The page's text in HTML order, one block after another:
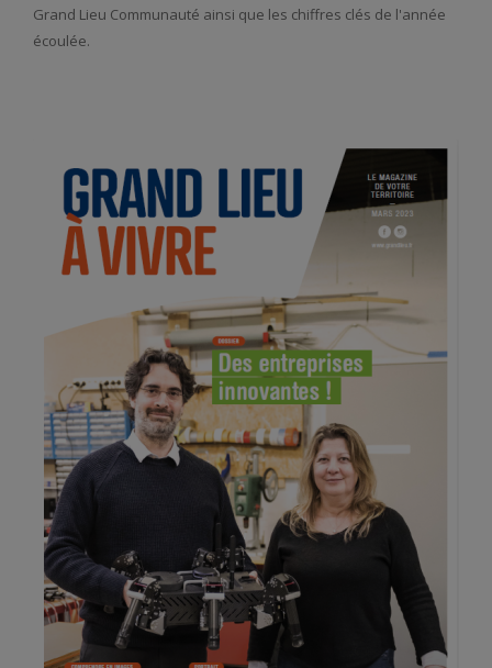
Grand Lieu Communauté ainsi que les chiffres clés de l'année
écoulée.